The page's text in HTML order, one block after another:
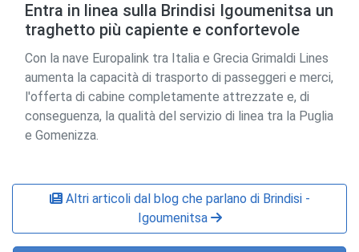
Entra in linea sulla Brindisi Igoumenitsa un
traghetto più capiente e confortevole
Con la nave Europalink tra Italia e Grecia Grimaldi Lines
aumenta la capacità di trasporto di passeggeri e merci,
l'offerta di cabine completamente attrezzate e, di
conseguenza, la qualità del servizio di linea tra la Puglia
e Gomenizza.
Altri articoli dal blog che parlano di Brindisi -
Igoumenitsa